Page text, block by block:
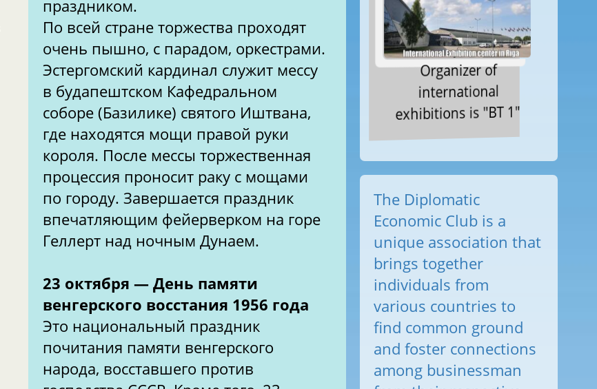
праздником.
По всей стране торжества проходят
очень пышно, с парадом, оркестрами.
Эстергомский кардинал служит мессу
в будапештском Кафедральном
соборе (Базилике) святого Иштвана,
где находятся мощи правой руки
короля. После мессы торжественная
процессия проносит раку с мощами
по городу. Завершается праздник
впечатляющим фейерверком на горе
Геллерт над ночным Дунаем.
23 октября — День памяти
венгерского восстания 1956 года
Это национальный праздник
почитания памяти венгерского
народа, восставшего против
Organizer of
international
exhibitions is "BT 1"
The Diplomatic
Economic Club is a
unique association that
brings together
individuals from
various countries to
find common ground
and foster connections
among businessman